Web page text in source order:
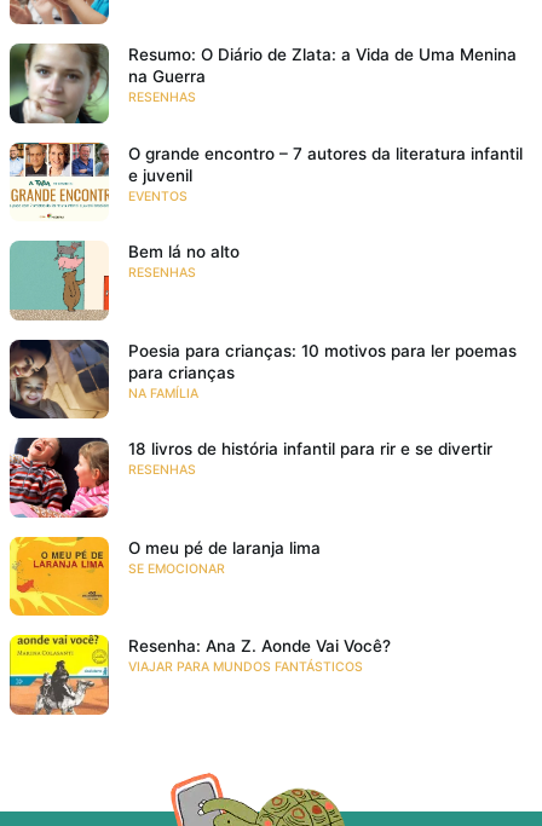
Resumo: O Diário de Zlata: a Vida de Uma Menina
na Guerra
RESENHAS
O grande encontro – 7 autores da literatura infantil
e juvenil
EVENTOS
Bem lá no alto
RESENHAS
Poesia para crianças: 10 motivos para ler poemas
para crianças
NA FAMÍLIA
18 livros de história infantil para rir e se divertir
RESENHAS
O meu pé de laranja lima
SE EMOCIONAR
Resenha: Ana Z. Aonde Vai Você?
VIAJAR PARA MUNDOS FANTÁSTICOS